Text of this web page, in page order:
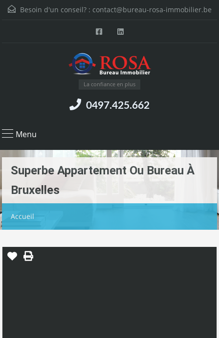
Besoin d'un conseil? : contact@bureau-rosa-immobilier.be
La confiance en plus
0497.425.662
Menu
Superbe Appartement Ou Bureau À
Bruxelles
Accueil